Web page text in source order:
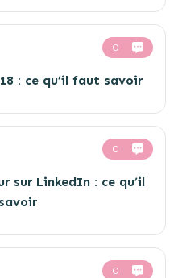
0
: ce qu’il faut savoir
0
sur LinkedIn : ce qu’il
0